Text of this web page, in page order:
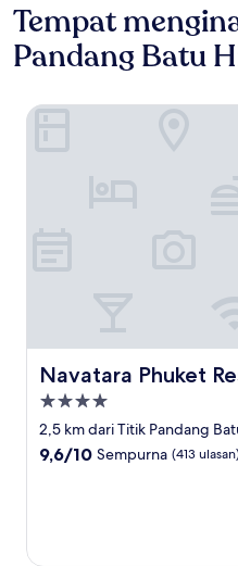
Tempat
Pandang Batu
Navatara Phuket
Navatara Phuket Resort
Properti
bintang
4.0
2,5 km dari Titik Pandang
9.6
9,6/10 Sempurna (413
Navatara Phuket Resort